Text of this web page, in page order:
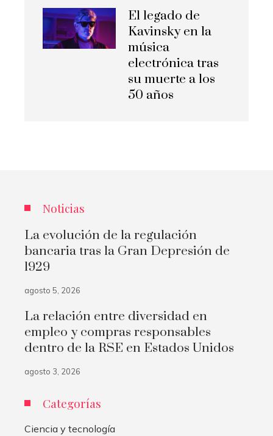
El legado de
Kavinsky en la
música
electrónica tras
su muerte a los
50 años
Noticias
La evolución de la regulación
bancaria tras la Gran Depresión de
1929
agosto 5, 2026
La relación entre diversidad en
empleo y compras responsables
dentro de la RSE en Estados Unidos
agosto 3, 2026
Categorías
Ciencia y tecnología